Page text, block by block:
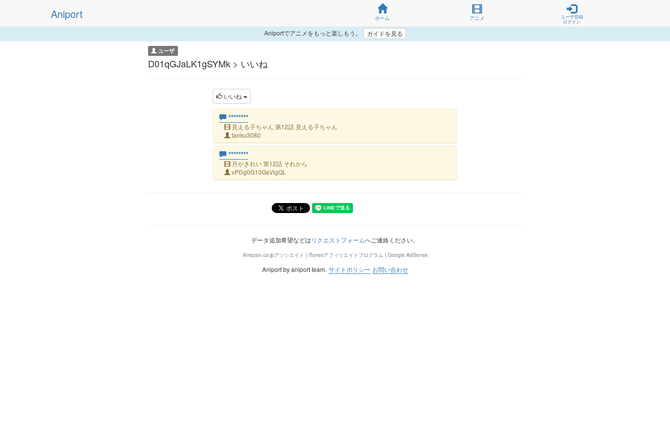
Aniport ホーム アニメ
ユーザ登録
ログイン
Aniportでアニメをもっと楽しもう。 ガイドを見る
ユーザ
D01qGJaLK1gSYMk > いいね
いいね
********
見える子ちゃん 第12話 見える子ちゃん
tanku3080
********
月がきれい 第12話 それから
vPDg0G10GsVlgQL
データ追加希望などはリクエストフォームへご連絡ください。
Amazon.co.jpアソシエイト | iTunesアフィリエイトプログラム | Google AdSense
Aniport by aniport team. サイトポリシー お問い合わせ